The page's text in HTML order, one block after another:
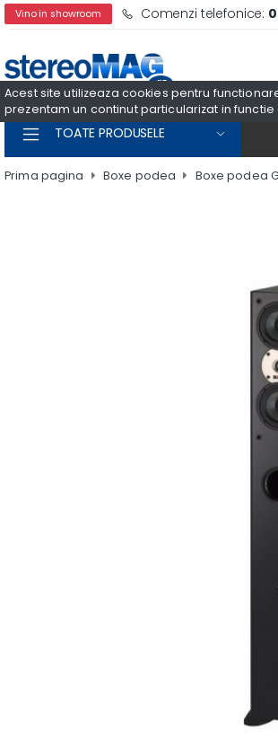
Acest site utilizeaza cookies pentru
prezentam un continut particularizat in
Vino in showroom Comenzi telefonice:
TOATE PRODUSELE
Prima pagina Boxe podea Boxe podea